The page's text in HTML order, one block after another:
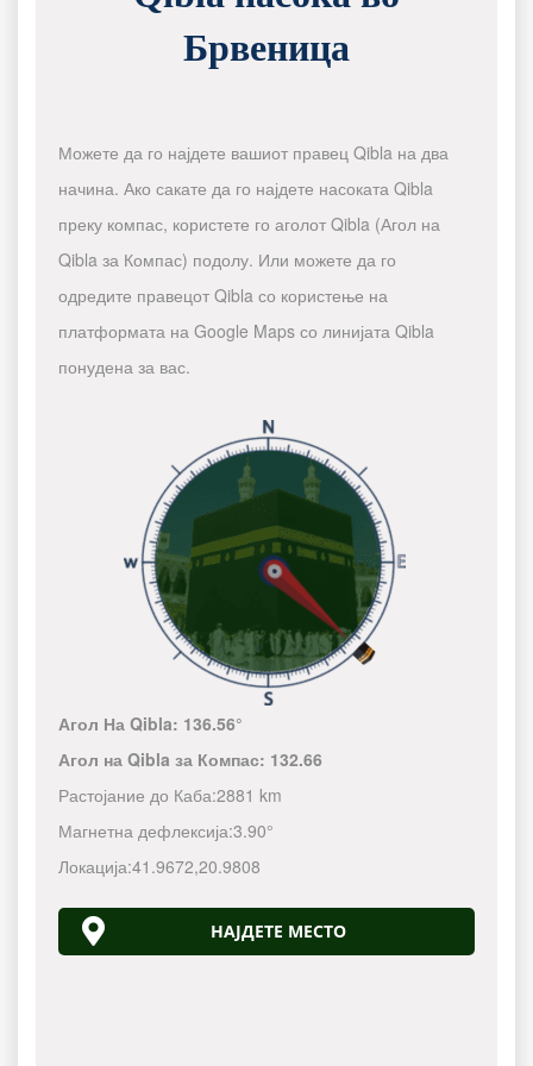
Брвеница
Можете да го најдете вашиот правец Qibla на два
начина. Ако сакате да го најдете насоката Qibla
преку компас, користете го аголот Qibla (Агол на
Qibla за Компас) подолу. Или можете да го
одредите правецот Qibla со користење на
платформата на Google Maps со линијата Qibla
понудена за вас.
Агол На Qibla: 136.56°
Агол на Qibla за Компас: 132.66
Растојание до Каба:2881 km
Магнетна дефлексија:3.90°
Локација:41.9672,20.9808
НАЈДЕТЕ МЕСТО